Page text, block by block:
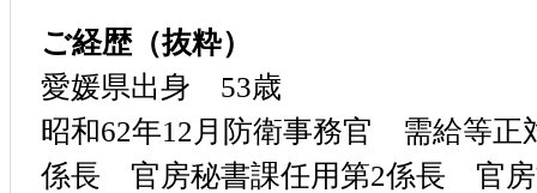
ご経歴（抜粋）
愛媛県出身 53歳
昭和62年12月防衛事務官 需給等
係長 官房秘書課任用第2係長 官